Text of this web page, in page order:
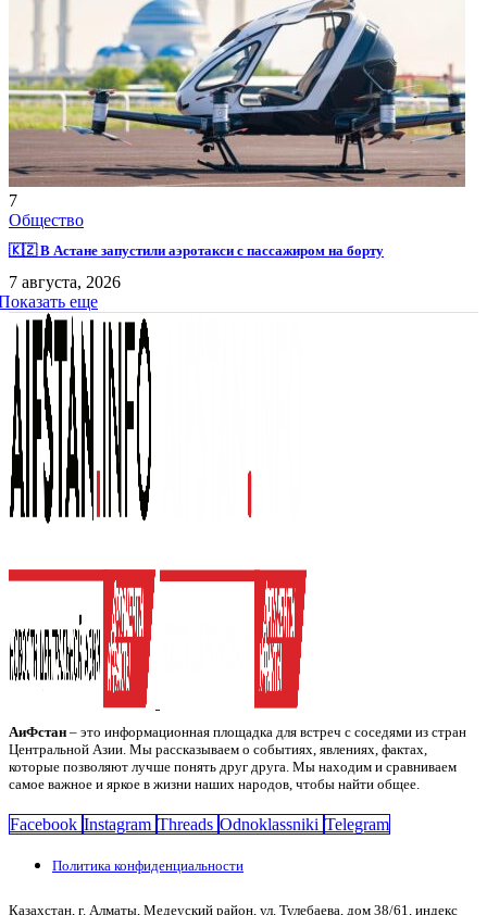
7
Общество
🇰🇿 В Астане запустили аэротакси с пассажиром на борту
7 августа, 2026
еще
АиФстан – это информационная площадка для встреч с соседями из стран
Центральной Азии. Мы рассказываем о событиях, явлениях, фактах,
которые позволяют лучше понять друг друга. Мы находим и сравниваем
самое важное и яркое в жизни наших народов, чтобы найти общее.
Facebook Instagram Threads Odnoklassniki Telegram
Политика конфиденциальности
Казахстан, г. Алматы, Медеуский район, ул. Тулебаева, дом 38/61, индекс